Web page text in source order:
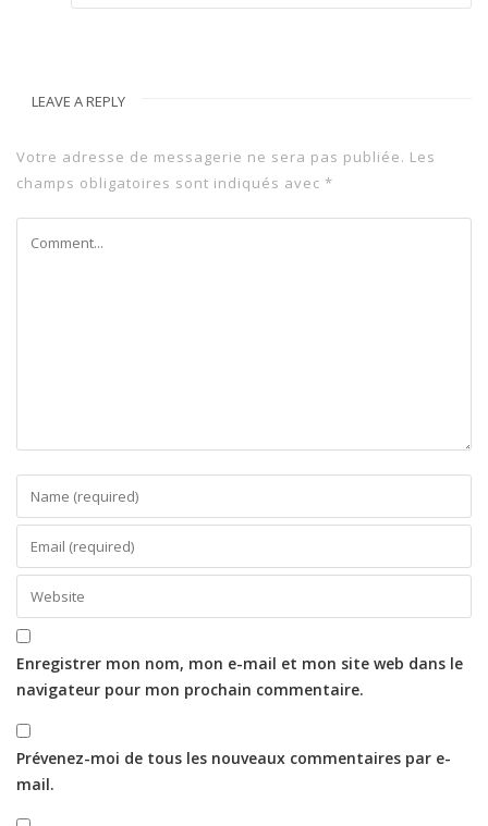
LEAVE A REPLY
Votre adresse de messagerie ne sera pas publiée. Les
champs obligatoires sont indiqués avec *
Enregistrer mon nom, mon e-mail et mon site web dans le
navigateur pour mon prochain commentaire.
Prévenez-moi de tous les nouveaux commentaires par e-
mail.